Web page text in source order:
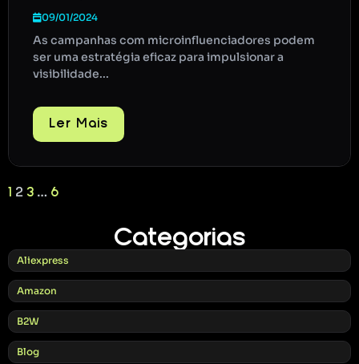
09/01/2024
As campanhas com microinfluenciadores podem
ser uma estratégia eficaz para impulsionar a
visibilidade...
Ler Mais
2 3 … 6
Categorias
Aliexpress
Amazon
B2W
Blog